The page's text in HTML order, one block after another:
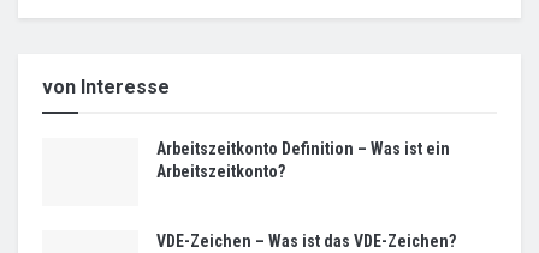
von Interesse
Arbeitszeitkonto Definition – Was ist ein
Arbeitszeitkonto?
VDE-Zeichen – Was ist das VDE-Zeichen?